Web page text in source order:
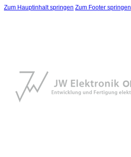
Zum Hauptinhalt springen Zum Footer springen